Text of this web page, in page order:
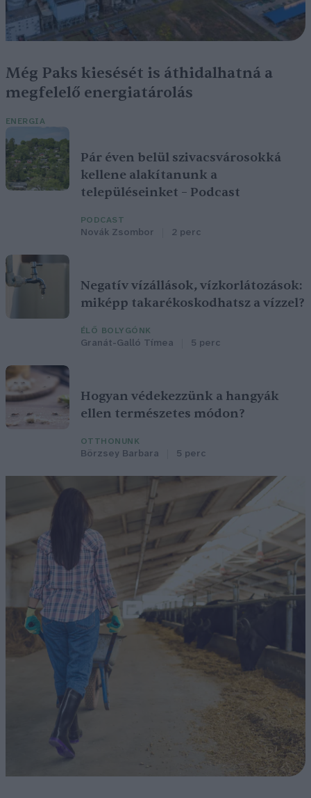
Még Paks kiesését is áthidalhatná a
megfelelő energiatárolás
ENERGIA
Pár éven belül szivacsvárosokká
kellene alakítanunk a
településeinket – Podcast
PODCAST
Novák Zsombor 2 perc
Negatív vízállások, vízkorlátozások:
miképp takarékoskodhatsz a vízzel?
ÉLŐ BOLYGÓNK
Granát-Galló Tímea 5 perc
Hogyan védekezzünk a hangyák
ellen természetes módon?
OTTHONUNK
Börzsey Barbara 5 perc